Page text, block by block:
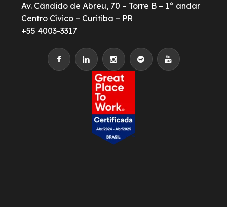
Av. Cândido de Abreu, 70 – Torre B – 1° andar
Centro Cívico – Curitiba – PR
+55 4003-3317